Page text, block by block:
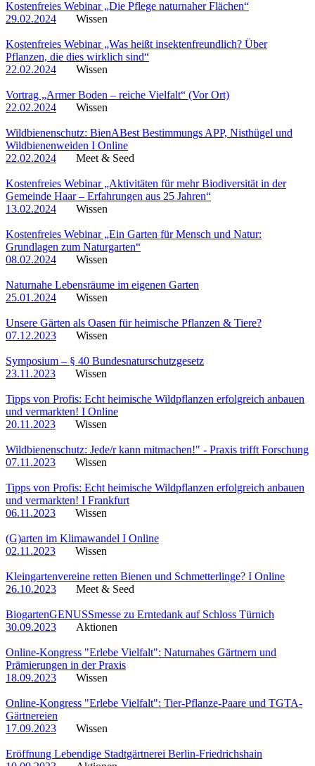
Kostenfreies Webinar „Die Pflege naturnaher Flächen“
29.02.2024
Wissen
Kostenfreies Webinar „Was heißt insektenfreundlich? Über
Pflanzen, die dies wirklich sind“
22.02.2024
Wissen
Vortrag „Armer Boden – reiche Vielfalt“ (Vor Ort)
22.02.2024
Wissen
Wildbienenschutz: BienABest Bestimmungs APP, Nisthügel und
Wildbienenweiden I Online
22.02.2024
Meet & Seed
Kostenfreies Webinar „Aktivitäten für mehr Biodiversität in der
Gemeinde Haar – Erfahrungen aus 25 Jahren“
13.02.2024
Wissen
Kostenfreies Webinar „Ein Garten für Mensch und Natur:
Grundlagen zum Naturgarten“
08.02.2024
Wissen
Naturnahe Lebensräume im eigenen Garten
25.01.2024
Wissen
Unsere Gärten als Oasen für heimische Pflanzen & Tiere?
07.12.2023
Wissen
Symposium – § 40 Bundesnaturschutzgesetz
23.11.2023
Wissen
Tipps von Profis: Echt heimische Wildpflanzen erfolgreich anbauen
und vermarkten! I Online
20.11.2023
Wissen
Wildbienenschutz: Jede/r kann mitmachen!" - Praxis trifft Forschung
07.11.2023
Wissen
Tipps von Profis: Echt heimische Wildpflanzen erfolgreich anbauen
und vermarkten! I Frankfurt
06.11.2023
Wissen
(G)arten im Klimawandel I Online
02.11.2023
Wissen
Kleingartenvereine retten Bienen und Schmetterlinge? I Online
26.10.2023
Meet & Seed
BiogartenGENUSSmesse zu Erntedank auf Schloss Türnich
30.09.2023
Aktionen
Online-Kongress "Erlebe Vielfalt": Naturnahes Gärtnern und
Prämierungen in der Praxis
18.09.2023
Wissen
Online-Kongress "Erlebe Vielfalt": Tier-Pflanze-Paare und TGTA-
Gärtnereien
17.09.2023
Wissen
Eröffnung Lebendige Stadtgärtnerei Berlin-Friedrichshain